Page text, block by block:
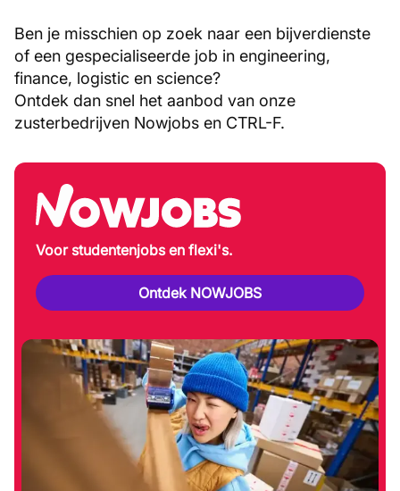
Ben je misschien op zoek naar een bijverdienste
of een gespecialiseerde job in engineering,
finance, logistic en science?
Ontdek dan snel het aanbod van onze
zusterbedrijven Nowjobs en CTRL-F.
Voor studentenjobs en flexi's.
Ontdek NOWJOBS